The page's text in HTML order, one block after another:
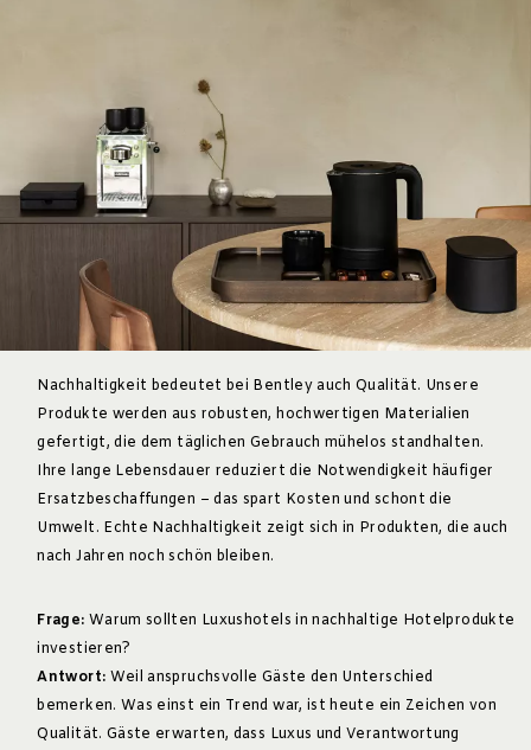
Nachhaltigkeit bedeutet bei Bentley auch Qualität. Unsere
Produkte werden aus robusten, hochwertigen Materialien
gefertigt, die dem täglichen Gebrauch mühelos standhalten.
Ihre lange Lebensdauer reduziert die Notwendigkeit häufiger
Ersatzbeschaffungen – das spart Kosten und schont die
Umwelt. Echte Nachhaltigkeit zeigt sich in Produkten, die auch
nach Jahren noch schön bleiben.
Frage: Warum sollten Luxushotels in nachhaltige Hotelprodukte
investieren?
Antwort: Weil anspruchsvolle Gäste den Unterschied
bemerken. Was einst ein Trend war, ist heute ein Zeichen von
Qualität. Gäste erwarten, dass Luxus und Verantwortung